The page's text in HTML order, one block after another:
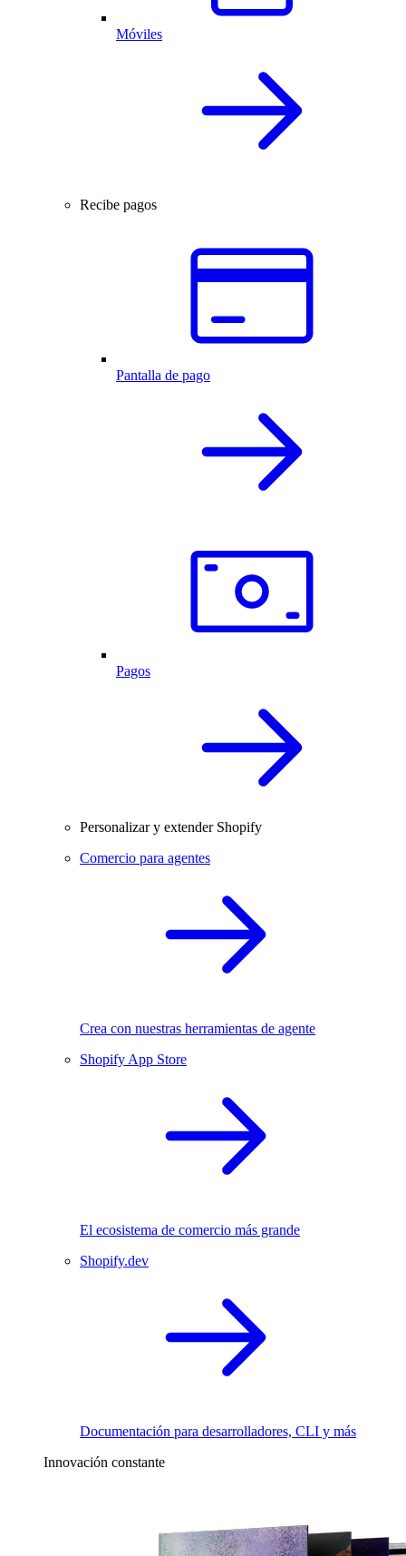
Móviles
Recibe pagos
Pantalla de pago
Pagos
Personalizar y extender Shopify
Comercio para agentes
Crea con nuestras herramientas de agente
Shopify App Store
El ecosistema de comercio más grande
Shopify.dev
Documentación para desarrolladores, CLI y más
Innovación constante